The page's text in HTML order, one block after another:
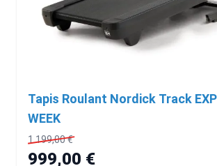
Tapis Roulant Nordick Track
WEEK
1.199,00 €
999,00 €